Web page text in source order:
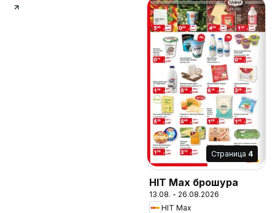
Cтраница 4
HIT Max брошура
13.08. - 26.08.2026
HIT Max